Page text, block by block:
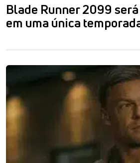
Blade Runner 2099
em uma única